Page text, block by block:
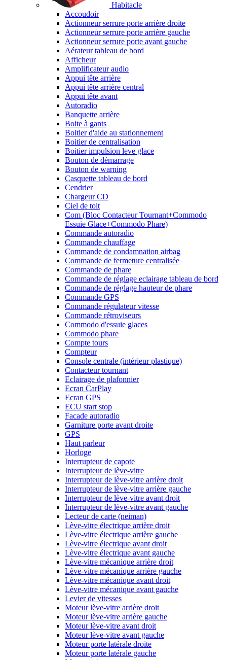
Habitacle
Accoudoir
Actionneur serrure porte arrière droite
Actionneur serrure porte arrière gauche
Actionneur serrure porte avant gauche
Aérateur tableau de bord
Afficheur
Amplificateur audio
Appui tête arrière
Appui tête arrière central
Appui tête avant
Autoradio
Banquette arrière
Boite à gants
Boitier d'aide au stationnement
Boitier de centralisation
Boitier impulsion leve glace
Bouton de démarrage
Bouton de warning
Casquette tableau de bord
Cendrier
Chargeur CD
Ciel de toit
Com (Bloc Contacteur Tournant+Commodo
Essuie Glace+Commodo Phare)
Commande autoradio
Commande chauffage
Commande de condamnation airbag
Commande de fermeture centralisée
Commande de phare
Commande de réglage eclairage tableau de bord
Commande de réglage hauteur de phare
Commande GPS
Commande régulateur vitesse
Commande rétroviseurs
Commodo d'essuie glaces
Commodo phare
Compte tours
Compteur
Console centrale (intérieur plastique)
Contacteur tournant
Eclairage de plafonnier
Ecran CarPlay
Ecran GPS
ECU start stop
Facade autoradio
Garniture porte avant droite
GPS
Haut parleur
Horloge
Interrupteur de capote
Interrupteur de lève-vitre
Interrupteur de lève-vitre arrière droit
Interrupteur de lève-vitre arrière gauche
Interrupteur de lève-vitre avant droit
Interrupteur de lève-vitre avant gauche
Lecteur de carte (neiman)
Lève-vitre électrique arrière droit
Lève-vitre électrique arrière gauche
Lève-vitre électrique avant droit
Lève-vitre électrique avant gauche
Lève-vitre mécanique arrière droit
Lève-vitre mécanique arrière gauche
Lève-vitre mécanique avant droit
Lève-vitre mécanique avant gauche
Levier de vitesses
Moteur lève-vitre arrière droit
Moteur lève-vitre arrière gauche
Moteur lève-vitre avant droit
Moteur lève-vitre avant gauche
Moteur porte latérale droite
Moteur porte latérale gauche